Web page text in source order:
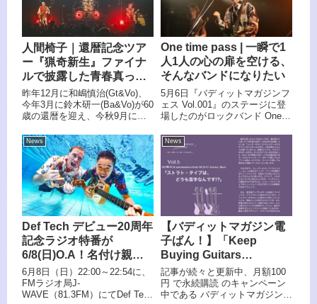
人間椅子｜還暦記念ツア
ー『猟奇新生』ファイナ
ルで披露した青春真っ只
中の轟音！
昨年12月に和嶋慎治(Gt&Vo)、
今年3月に鈴木研一(Ba&Vo)が60
歳の還暦を迎え、今秋9月には
迎える人間椅子。若い層の流入
にもあり、ツアー観客動員も右
肩上がりが近年続いており、ま
だまだバンドは衰え知らずの状
況が続いております。そのメン
バーの還暦を祝し、全国8都市8
公演の全国ツアー「還暦記念ツ
アー『猟奇新生』」を開催して
おり、一昨日の5/26(火)にZEPP
DiverCityにてTOUR FINAL公演
を無事に開催する事が出来まし
た。8公演中6公演でチケット
SOLD OUTし、グッズ販売もモ
ノによっては早々に売切れるな
ど各地大盛況でした。
One time pass | 一瞬で1
人1人の心の扉を空ける、
そんなバンドになりたい
5月6日『バディットマガジンフ
ェス Vol.001』のステージに登
場したのがロックバンド One
Yuzo の両名に行ったスペシャ
ルインタビューをお届けしま
す！
News
Def Tech デビュー20周年
記念ラジオ特番が
6/8(日)O.A！名付け親・
JESSEが語る結成秘話、
最新アルバム
『4ELEMENTS』の裏
6月8日（日）22:00～22:54に、
FMラジオ局J-
WAVE（81.3FM）にてDef Tech
News
【バディットマガジン電
子ばん！】「Keep
Buying Guitars
Forever」〜ギターが欲
しくて、欲しくて止まら
ない〜 Vol.5 2025年
記事が続々と更新中、月額100
円 で永続購読 のキャンペーン
中である バディットマガジン電